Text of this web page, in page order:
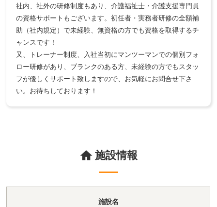
社内、社外の研修制度もあり、介護福祉士・介護支援専門員
の資格サポートもございます。初任者・実務者研修の全額補
助（社内規定）で未経験、無資格の方でも資格を取得するチ
ャンスです！
又、トレーナー制度、入社当初にマンツーマンでの個別フォ
ロー研修があり、ブランクのある方、未経験の方でもスタッ
フが優しくサポート致しますので、お気軽にお問合せ下さ
い。お待ちしております！
施設情報
施設名